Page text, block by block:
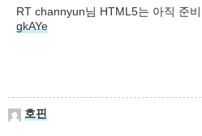
RT channyun님 HTML5는 아직 준
gkAYe
호핀